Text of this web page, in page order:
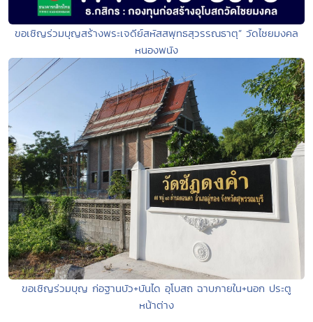
ขอเชิญร่วมบุญสร้างพระเจดีย์สหัสสพุทธสุวรรณธาตุ” วัดไชยมงคล
หนองพนัง
ขอเชิญร่วมบุญ ก่อฐานบัว+บันได อุโบสถ ฉาบภายใน+นอก ประตู
หน้าต่าง